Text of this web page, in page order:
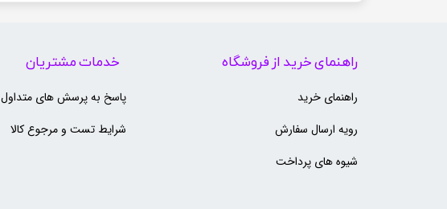
راهنمای خرید از فروشگاه خدمات مشتریان
رویه ارسال سفارش
راهنمای خرید
شیوه های پرداخت
پاسخ به پرسش های متداول
شرایط تست و مرجوع کالا